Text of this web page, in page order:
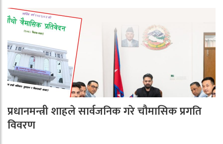
प्रधानमन्त्री शाहले सार्वजनिक गरे चौमासिक प्रगति
विवरण